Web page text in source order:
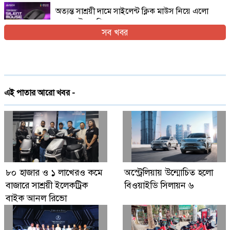
অত্যন্ত সাশ্রয়ী দামে সাইলেন্ট ক্লিক মাউস নিয়ে এলো
এফোরটেক ওপি-৫৫০এস
চালু
গ্লোবাল ব্র্যান্ড পিএলসি নিয়ে এলো লেনোভো ঈদ
ফেস্টিভাল অফার
Digital Economy Can Power Inclusive
Growth and Innovation
সব খবর
এই পাতার আরো খবর -
৮০ হাজার ও ১ লাখেরও কমে
বাজারে সাশ্রয়ী ইলেকট্রিক
বাইক আনল রিভো
অস্ট্রেলিয়ায় উন্মোচিত হলো
বিওয়াইডি সিলায়ন ৬